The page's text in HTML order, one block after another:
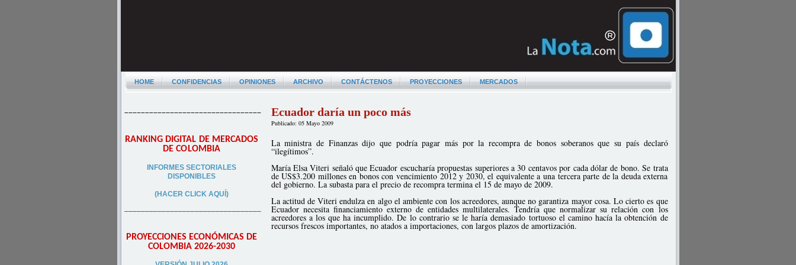
HOME CONFIDENCIAS OPINIONES ARCHIVO CONTÁCTENOS PROYECCIONES MERCADOS
–––––––––––––––––––––––––––––––––
RANKING DIGITAL DE MERCADOS
DE COLOMBIA
INFORMES SECTORIALES
DISPONIBLES
(HACER CLICK AQUÍ)
–––––––––––––––––––––––––––––––––
PROYECCIONES ECONÓMICAS DE
COLOMBIA 2026-2030
Ecuador daría un poco más
Publicado: 05 Mayo 2009
La ministra de Finanzas dijo que podría pagar más por la recompra de bonos soberanos que su país declaró
“ilegítimos”.
María Elsa Viteri señaló que Ecuador escucharía propuestas superiores a 30 centavos por cada dólar de bono. Se trata
de US$3.200 millones en bonos con vencimiento 2012 y 2030, el equivalente a una tercera parte de la deuda externa
del gobierno. La subasta para el precio de recompra termina el 15 de mayo de 2009.
La actitud de Viteri endulza en algo el ambiente con los acreedores, aunque no garantiza mayor cosa. Lo cierto es que
Ecuador necesita financiamiento externo de entidades multilaterales. Tendría que normalizar su relación con los
acreedores a los que ha incumplido. De lo contrario se le haría demasiado tortuoso el camino hacía la obtención de
recursos frescos importantes, no atados a importaciones, con largos plazos de amortización.